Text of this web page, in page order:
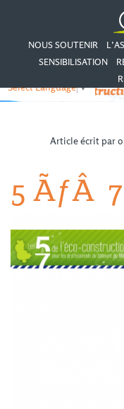
NOUS SOUTENIR
SENSIBILISATION
Select Language▼
Article écrit par
5 ÃƒÂ